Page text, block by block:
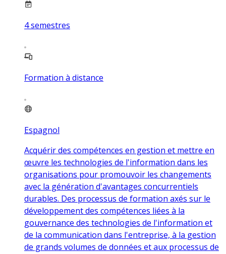
4semestres
Formation à distance
Espagnol
Acquérir des compétences en gestion et mettre en
œuvre les technologies de l'information dans les
organisations pour promouvoir les changements
avec la génération d'avantages concurrentiels
durables. Des processus de formation axés sur le
développement des compétences liées à la
gouvernance des technologies de l'information et
de la communication dans l'entreprise, à la gestion
de grands volumes de données et aux processus de